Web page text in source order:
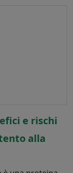
e rischi
alla